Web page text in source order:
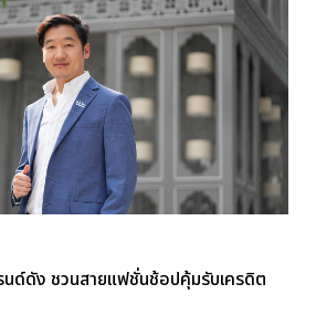
ด์ดัง ชวนสายแฟชั่นช้อปคุ้มรับเครดิต